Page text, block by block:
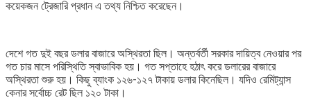
কয়েকজন ট্রেজারি প্রধান এ তথ্য নিশ্চিত করেছেন।
দেশে গত দুই বছর ডলার বাজারে অস্থিরতা ছিল। অন্তর্বর্তী সরকার দায়িত্ব নেওয়ার পর
গত চার মাসে পরিস্থিতি স্বাভাবিক হয়। গত সপ্তাহে হঠাৎ করে ডলারের বাজারে
অস্থিরতা শুরু হয়। কিছু ব্যাংক ১২৬-১২৭ টাকায় ডলার কিনেছিল। যদিও রেমিট্যান্স
কেনার সর্বোচ্চ রেট ছিল ১২০ টাকা।